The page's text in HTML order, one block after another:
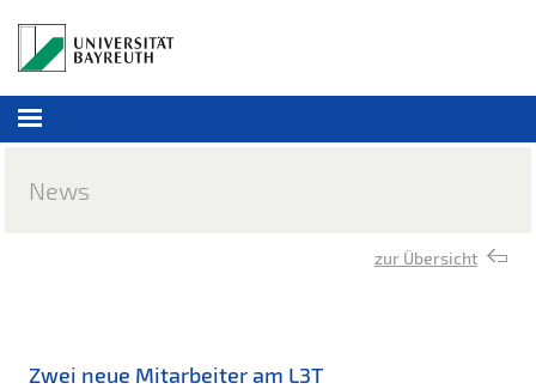
News
zur Übersicht
Zwei neue Mitarbeiter am L3T